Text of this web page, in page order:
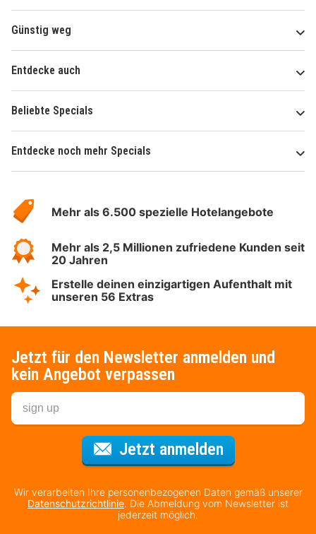
Günstig weg
Entdecke auch
Beliebte Specials
Entdecke noch mehr Specials
Hotelspecials
Mehr als 6.500 spezielle Hotelangebote
Mehr als 2,5 Millionen zufriedene Kunden seit
20 Jahren
Erstelle deinen einzigartigen Aufenthalt mit
unseren 56 Extras
Jetzt für den Newsletter anmelden und
kein Angebot verpassen
Jetzt anmeldenFür den
Wir verarbeiten Ihre personenbezogenen Daten gemäß unserer
Datenschutzrichtlinie. Die Abmeldung vom Newsletter ist
jederzeit möglich.